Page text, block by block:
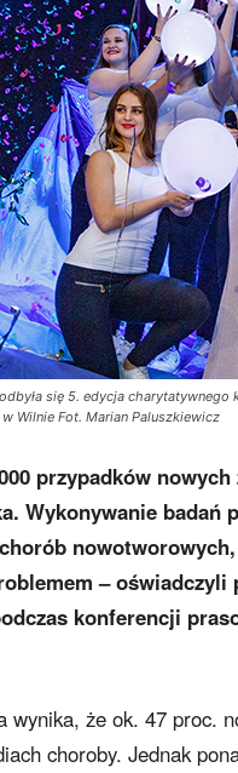
się 5. edycja charytatywnego
Wilnie Fot. Marian Paluszkiewicz
przypadków
Wykonywanie
–
konferencji
że ok. 47 proc.
choroby. Jednak